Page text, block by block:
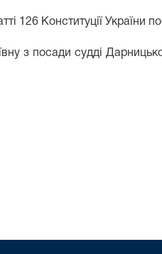
126 Конституції України
з посади судді